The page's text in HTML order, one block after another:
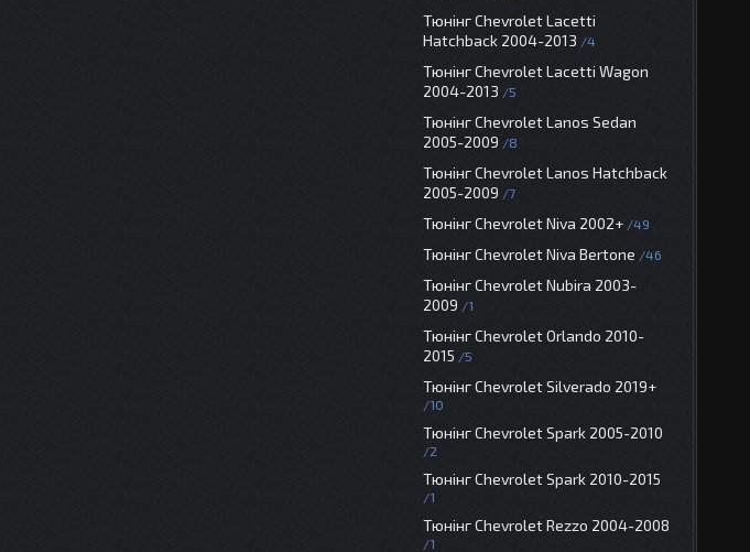
Тюнінг Chevrolet Lacetti
Hatchback 2004-2013
4
Тюнінг Chevrolet Lacetti Wagon
2004-2013
5
Тюнінг Chevrolet Lanos Sedan
2005-2009
8
Тюнінг Chevrolet Lanos Hatchback
2005-2009
7
Тюнінг Chevrolet Niva 2002+ 49
Тюнінг Chevrolet Niva Bertone 46
Тюнінг Chevrolet Nubira 2003-
2009
1
Тюнінг Chevrolet Orlando 2010-
2015
5
Тюнінг Chevrolet Silverado 2019+
10
Тюнінг Chevrolet Spark 2005-2010
2
Тюнінг Chevrolet Spark 2010-2015
1
Тюнінг Chevrolet Rezzo 2004-2008
1